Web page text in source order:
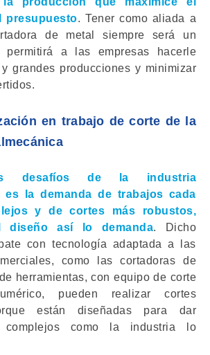
presupuesto. Tener como aliada a
de metal
siempre será un
permitirá a las empresas hacerle
grandes producciones y minimizar
en trabajo de corte de la
desafíos de la industria
es la demanda de trabajos cada
y de cortes más robustos,
diseño así lo demanda. Dicho
con tecnología adaptada a las
como las cortadoras de
herramientas, con equipo de corte
pueden realizar cortes
están diseñadas para dar
complejos como la industria lo